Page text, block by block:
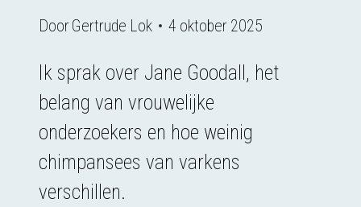
DoorGertrude Lok 4 oktober 2025
Ik sprak over Jane Goodall, het
belang van vrouwelijke
onderzoekers en hoe weinig
chimpansees van varkens
verschillen.